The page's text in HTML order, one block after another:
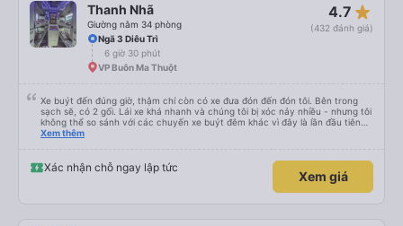
Thanh Nhã
Giường nằm 34 phòng
4.7 star_rate
(432 đánh giá)
Ngã 3 Diêu Trì
6 giờ 30 phút
VP Buôn Ma Thuột
Xe buýt đến đúng giờ, thậm chí còn có xe đưa đón đến đón tôi. Bên trong
sạch sẽ, có 2 gối. Lái xe khá nhanh và chúng tôi bị xóc nảy nhiều - nhưng tôi
không thể so sánh với các chuyến xe buýt đêm khác vì đây là lần đầu tiên
tôi đi. Nhìn chung, tôi hài lòng.
Xem thêm
Xác nhận chỗ ngay lập tức
Xem giá